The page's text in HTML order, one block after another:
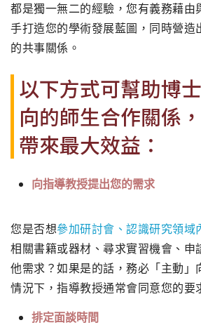
都是獨一無二的經驗， 您有義務藉由
手打造您的學術發展藍圖， 同時營造
的共事關係。
以下方式可幫助博
向的師生合作關係，
帶來最大效益：
向指導教授提出您的需求
您是否想參加研討會、認識研究領域
相關書籍或器材、尋求實習機會、申
他需求？如果是的話，務必「主動」
情況下，指導教授通常會同意您的要
排定面談時間